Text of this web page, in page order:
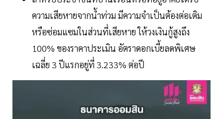
ความเสียหายจากน้ำท่วม มีความจำเป็นต้องต่อเติม
หรือซ่อมแซมในส่วนที่เสียหาย ให้วงเงินกู้สูงถึง
100% ของราคาประเมิน อัตราดอกเบี้ยลดพิเศษ
เฉลี่ย 3 ปีแรกอยู่ที่ 3.233% ต่อปี